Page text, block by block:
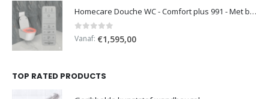
Homecare Douche WC - Comfort plus 991 - Met brilverwarming
0 out of 5
Vanaf: €1,595,00
TOP RATED PRODUCTS